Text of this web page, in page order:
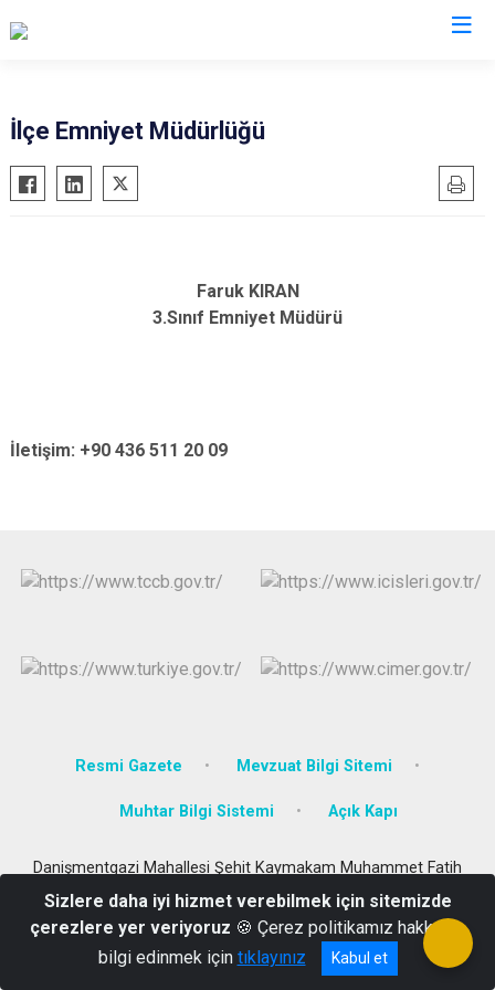
Bulanık
Hasköy
İlçe Emniyet Müdürlüğü
Faruk KIRAN
3.Sınıf Emniyet Müdürü
İletişim: +90 436 511 20 09
Resmi Gazete Mevzuat Bilgi Sitemi
Muhtar Bilgi Sistemi Açık Kapı
Danişmentgazi Mahallesi Şehit Kaymakam Muhammet Fatih
Safitürk Caddesi Hükümet Konağı Malazgirt / Muş
Tel: 0436 511 24 00 Fax: 0436 511 23 15
Sizlere daha iyi hizmet verebilmek için sitemizde
çerezlere yer veriyoruz 🍪 Çerez politikamız hakkında
bilgi edinmek için tıklayınız Kabul et